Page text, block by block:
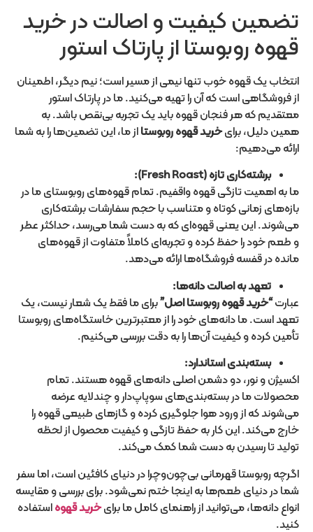
تضمین کیفیت و اصالت در خرید
قهوه روبوستا از پارتاک استور
انتخاب یک قهوه خوب تنها نیمی از مسیر است؛ نیم دیگر، اطمینان
از فروشگاهی است که آن را تهیه می‌کنید. ما در پارتاک استور
معتقدیم که هر فنجان قهوه باید یک تجربه بی‌نقص باشد. به
همین دلیل، برایخرید قهوه روبوستااز ما، این تضمین‌ها را به شما
ارائه می‌دهیم:
برشته‌کاری تازه (Fresh Roast
):
ما به اهمیت تازگی قهوه واقفیم. تمام قهوه‌های روبوستای ما در
بازه‌های زمانی کوتاه و متناسب با حجم سفارشات برشته‌کاری
می‌شوند. این یعنی قهوه‌ای که به دست شما می‌رسد، حداکثر عطر
و طعم خود را حفظ کرده و تجربه‌ای کاملاً متفاوت از قهوه‌های
مانده در قفسه فروشگاه‌ها ارائه می‌دهد.
تعهد به اصالت دانه‌ها:
عبارت“خرید قهوه روبوستا اصل”برای ما فقط یک شعار نیست، یک
تعهد است. ما دانه‌های خود را از معتبرترین خاستگاه‌های روبوستا
تأمین کرده و کیفیت آن‌ها را به دقت بررسی می‌کنیم.
بسته‌بندی استاندارد:
اکسیژن و نور، دو دشمن اصلی دانه‌های قهوه هستند. تمام
محصولات ما در بسته‌بندی‌های سوپاپ‌دار و چندلایه عرضه
می‌شوند که از ورود هوا جلوگیری کرده و گازهای طبیعی قهوه را
خارج می‌کند. این کار به حفظ تازگی و کیفیت محصول از لحظه
تولید تا رسیدن به دست شما کمک می‌کند.
اگرچه روبوستا قهرمانی بی‌چون‌وچرا در دنیای کافئین است، اما سفر
شما در دنیای طعم‌ها به اینجا ختم نمی‌شود. برای بررسی و مقایسه
انواع دانه‌ها، می‌توانید از راهنمای کامل ما برایخرید قهوهاستفاده
کنید.